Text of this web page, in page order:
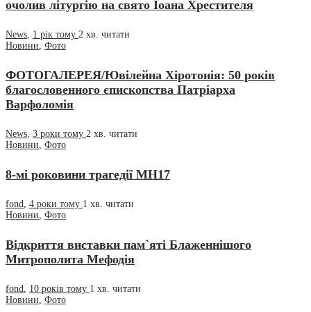
очолив літургію на свято Іоана Хрестителя
News, 1 рік тому 2 хв. читати
Новини, Фото
ФОТОГАЛЕРЕЯ/Ювілейна Хіротонія: 50 років
благословенного єпископства Патріарха
Варфоломія
News, 3 роки тому 2 хв. читати
Новини, Фото
8-мі роковини трагедії МН17
fond, 4 роки тому 1 хв. читати
Новини, Фото
Відкриття виставки пам`яті Блаженнішого
Митрополита Мефодія
fond 10 років тому 1 хв. читати
Новини Фото